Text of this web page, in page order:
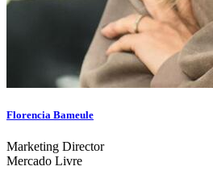
Florencia Bameule
Marketing Director
Mercado Livre